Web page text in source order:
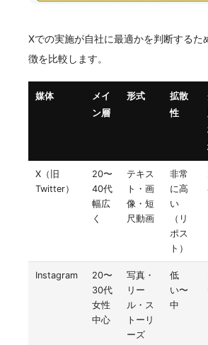
Xでの実施が自社に最適かを判断するた
徴を比較します。
媒体
メイ
ン層
形式
拡散
性
X（旧
Twitter）
20〜
40代
幅広
く
テキス
ト・画
像・短
尺動画
非常
に高
い
（リ
ポス
ト）
Instagram
20〜
30代
女性
中心
写真・
リー
ル・ス
トーリ
ーズ
低
い〜
中